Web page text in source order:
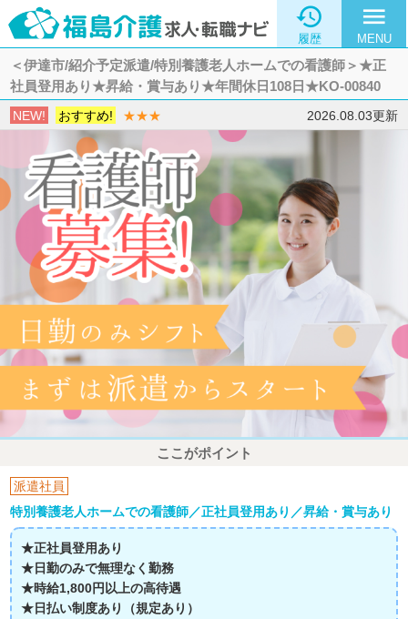

履歴
menu
MENU
＜伊達市/紹介予定派遣/特別養護老人ホームでの看護師＞★正
社員登用あり★昇給・賞与あり★年間休日108日★KO-00840
NEW! おすすめ! ★★★ 2026.08.03更新
ここがポイント
派遣社員
特別養護老人ホームでの看護師／正社員登用あり／昇給・賞与あり
★正社員登用あり
★日勤のみで無理なく勤務
★時給1,800円以上の高待遇
★日払い制度あり（規定あり）